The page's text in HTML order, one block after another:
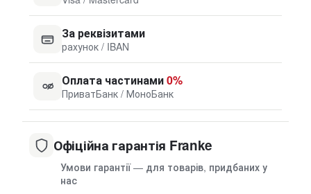
За реквізитами
рахунок / IBAN
Оплата частинами0%
ПриватБанк / МоноБанк
Офіційна гарантія Franke
Умови гарантії — для товарів, придбаних у
нас